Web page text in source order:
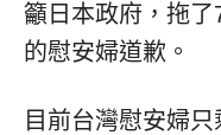
籲日本政府，拖
的慰安婦道歉。
目前台灣慰安婦